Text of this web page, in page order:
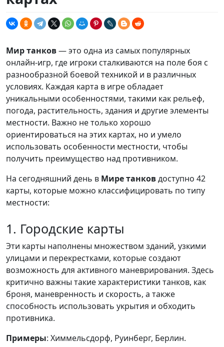
Мир танков— это одна из самых популярных
онлайн-игр, где игроки сталкиваются на поле боя с
разнообразной боевой техникой и в различных
условиях. Каждая карта в игре обладает
уникальными особенностями, такими как рельеф,
погода, растительность, здания и другие элементы
местности. Важно не только хорошо
ориентироваться на этих картах, но и умело
использовать особенности местности, чтобы
получить преимущество над противником.
На сегодняшний день в Мире танковдоступно 42
карты, которые можно классифицировать по типу
местности:
1. Городские карты
Эти карты наполнены множеством зданий, узкими
улицами и перекрестками, которые создают
возможность для активного маневрирования. Здесь
критично важны такие характеристики танков, как
броня, маневренность и скорость, а также
способность использовать укрытия и обходить
противника.
Примеры: Химмельсдорф, Руинберг, Берлин.